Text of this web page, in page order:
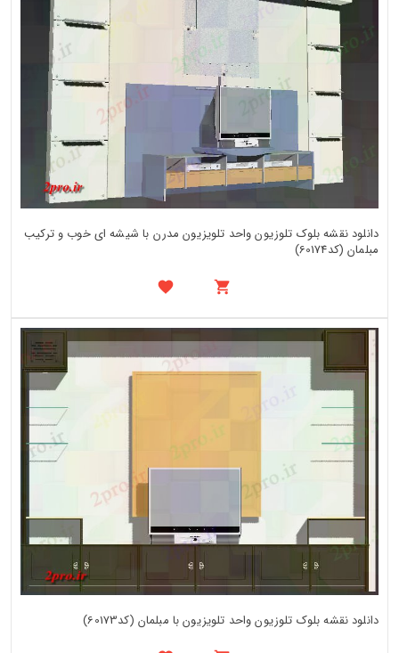
دانلود نقشه بلوک تلوزیون واحد تلویزیون مدرن با شیشه ای خوب و ترکیب
مبلمان (کد60174)
دانلود نقشه بلوک تلوزیون واحد تلویزیون با مبلمان (کد60173)